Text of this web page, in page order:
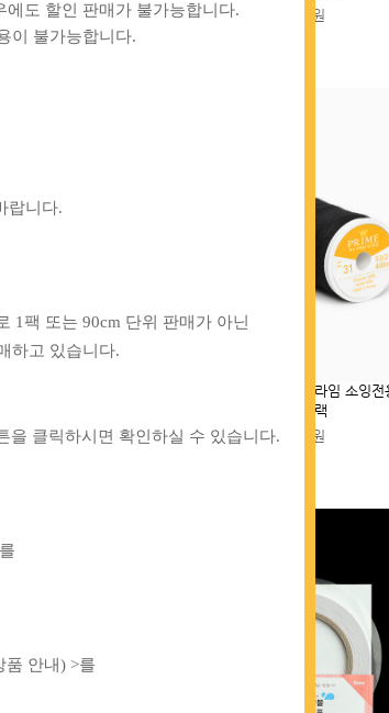
도 할인 판매가 불가능합니다.
이 불가능합니다.
랍니다.
1팩 또는 90cm 단위 판매가 아닌
하고 있습니다.
을 클릭하시면 확인하실 수 있습니다.
품 안내) >를
4,800원
2,800원
75-938 파인 프라임 소잉전
_31 블랙
2,800원